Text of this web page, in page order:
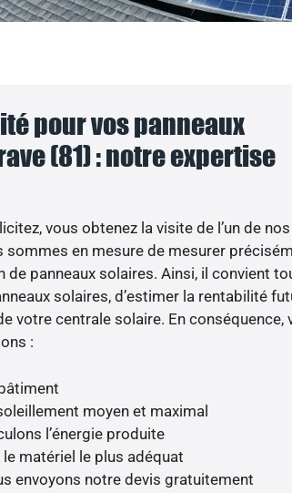
pour vos panneaux
(81) : notre expertise
vous obtenez la visite de l’un de nos
sommes en mesure de mesurer
de panneaux solaires. Ainsi, il convient
solaires, d’estimer la rentabilité
votre centrale solaire. En conséquence,
:
moyen et maximal
l’énergie produite
matériel le plus adéquat
envoyons notre devis gratuitement